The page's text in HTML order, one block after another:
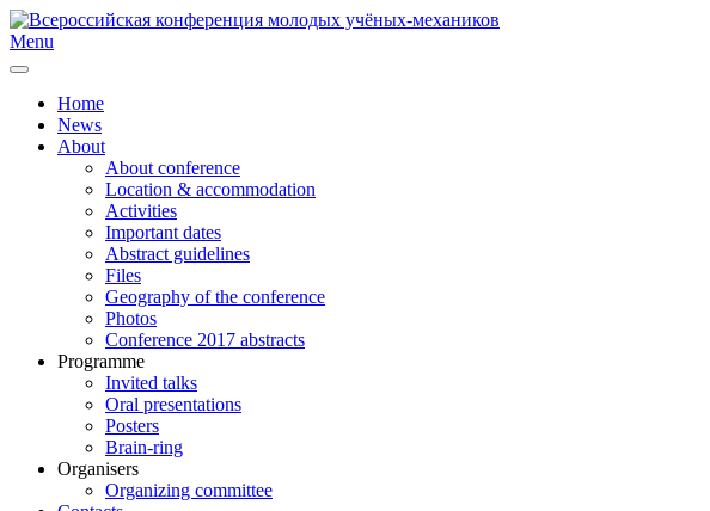
Menu
Home
News
About
About conference
Location & accommodation
Activities
Important dates
Abstract guidelines
Files
Geography of the conference
Photos
Conference 2017 abstracts
Programme
Invited talks
Oral presentations
Posters
Brain-ring
Organisers
Organizing committee